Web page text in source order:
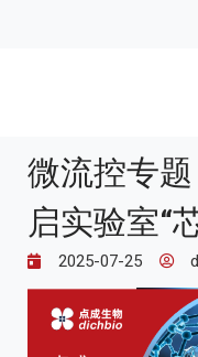
微流控专
启实验室“
2025-07-25